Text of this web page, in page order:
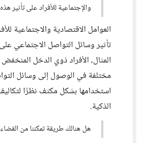
والإجتماعية للأفراد على تأثير
العوامل الاقتصادية والاجتماعية
تأثير وسائل التواصل الاجتماعي
المثال، الأفراد ذوي الدخل
مختلفة في الوصول إلى وسائل
استخدامها بشكل مكثف نظرًا
الذكية.
هل هنالك طريقة تمكننا من القضاء